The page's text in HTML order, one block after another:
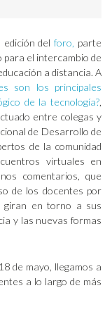
del foro, parte
para el intercambio de
a distancia. A
son los principales
de la tecnología?
entre colegas y
de Desarrollo de
de la comunidad
virtuales en
comentarios, que
de los docentes por
giran en torno a sus
y las nuevas formas
de mayo, llegamos a
a lo largo de más